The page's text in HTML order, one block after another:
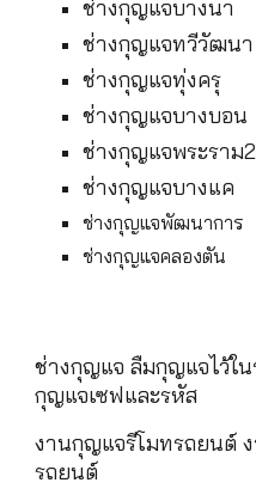
ช่างกุญแจบางนา
ช่างกุญแจทวีวัฒนา
ช่างกุญแจทุ่งครุ
ช่างกุญแจบางบอน
ช่างกุญแจพระราม2
ช่างกุญแจบางแค
ช่างกุญแจพัฒนาการ
ช่างกุญแจคลองตัน
ช่างกุญแจ ลืมกุญแจไว้ใ
กุญแจเซฟและรหัส
งานกุญแจรีโมทรถยนต์
รถยนต์